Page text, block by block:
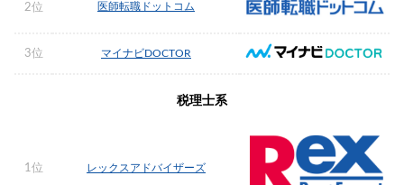
2位 医師転職ドットコム
3位 マイナビDOCTOR
税理士系
1位 レックスアドバイザーズ